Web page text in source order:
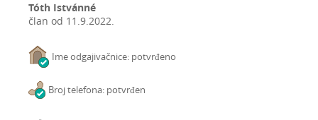
Tóth Istvánné
član od 11.9.2022.
Ime odgajivačnice: potvrđeno
Broj telefona: potvrđen